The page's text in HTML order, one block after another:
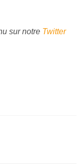
sur notre Twitter